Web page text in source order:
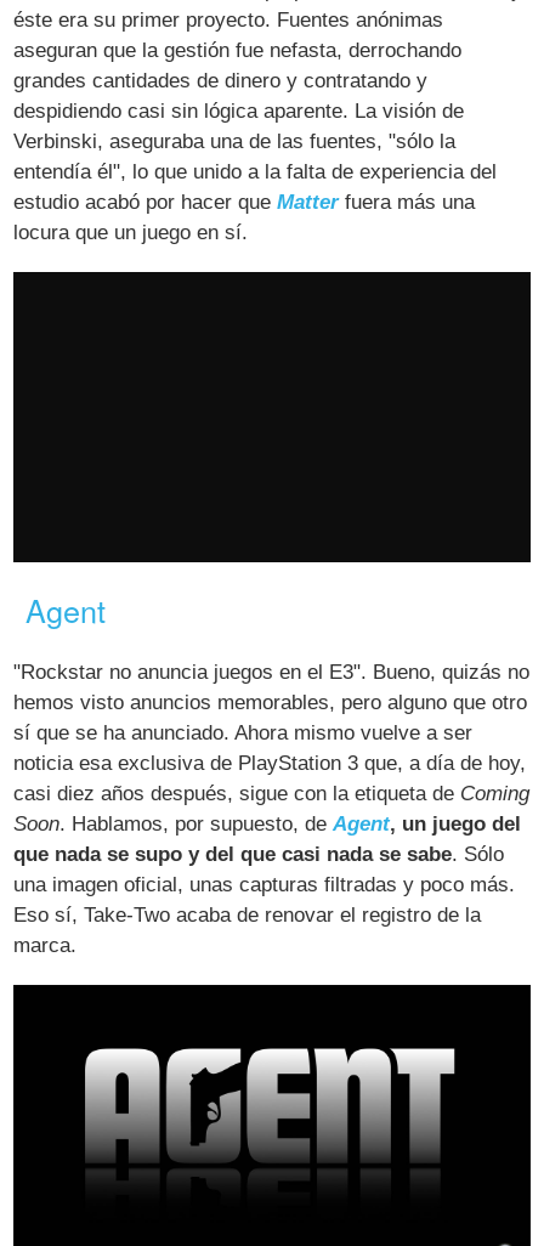
éste era su primer proyecto. Fuentes anónimas
aseguran que la gestión fue nefasta, derrochando
grandes cantidades de dinero y contratando y
despidiendo casi sin lógica aparente. La visión de
Verbinski, aseguraba una de las fuentes, "sólo la
entendía él", lo que unido a la falta de experiencia del
estudio acabó por hacer queMatterfuera más una
locura que un juego en sí.
Agent
"Rockstar no anuncia juegos en el E3". Bueno, quizás no
hemos visto anuncios memorables, pero alguno que otro
sí que se ha anunciado. Ahora mismo vuelve a ser
noticia esa exclusiva de PlayStation 3 que, a día de hoy,
casi diez años después, sigue con la etiqueta de Coming
Soon. Hablamos, por supuesto, deAgent, un juego del
que nada se supo y del que casi nada se sabe. Sólo
una imagen oficial, unas capturas filtradas y poco más.
Eso sí, Take-Two acaba de renovar el registro de la
marca.